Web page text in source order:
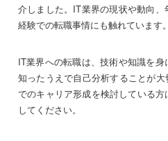
介しました。IT業界の現状や動向
経験での転職事情にも触れています。
IT業界への転職は、技術や知識を
知ったうえで自己分析することが
でのキャリア形成を検討している
してください。